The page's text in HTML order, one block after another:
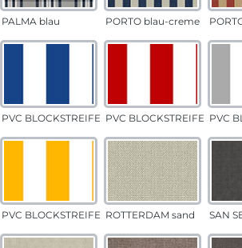
PALMA blau PORTO blau-creme
PVC BLOCKSTREIFEN blauPVC BLOCKSTREIFEN rot
PVC
PVC BLOCKSTREIFEN gelbROTTERDAM sand SAN